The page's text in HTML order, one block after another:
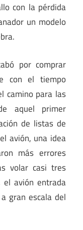
con la pérdida
un modelo
por comprar
con el tiempo
camino para las
aquel primer
de listas de
avión, una idea
más errores
volar casi tres
avión entrada
gran escala del